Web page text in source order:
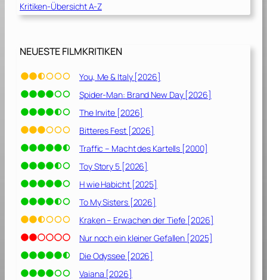
]
Kritiken-Übersicht A-Z
NEUESTE FILMKRITIKEN
You, Me & Italy [2026]
Spider-Man: Brand New Day [2026]
The Invite [2026]
Bitteres Fest [2026]
Traffic – Macht des Kartells [2000]
Toy Story 5 [2026]
H wie Habicht [2025]
To My Sisters [2026]
Kraken – Erwachen der Tiefe [2026]
Nur noch ein kleiner Gefallen [2025]
Die Odyssee [2026]
Vaiana [2026]